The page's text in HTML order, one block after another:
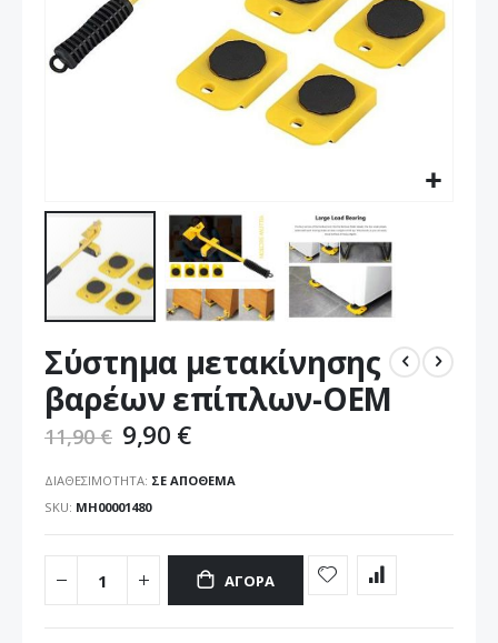
στην
αρχή
της
συλλογής
εικόνων
Σύστημα μετακίνησης
βαρέων επίπλων-OEM
11,90 € 9,90 €
ΔΙΑΘΕΣΙΜΌΤΗΤΑ: ΣΕ ΑΠΌΘΕΜΑ
SKU ΜΗ00001480
ΑΓΟΡΆ